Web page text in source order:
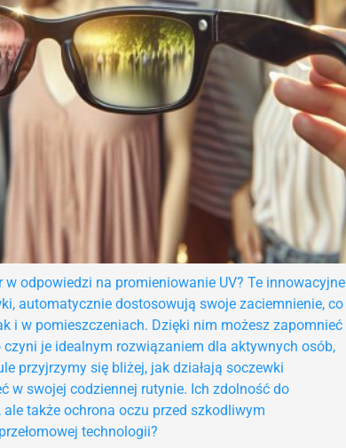
odpowiedzi na promieniowanie UV? Te innowacyjne
automatycznie dostosowują swoje zaciemnienie, co
i w pomieszczeniach. Dzięki nim możesz zapomnieć
je idealnym rozwiązaniem dla aktywnych osób,
przyjrzymy się bliżej, jak działają soczewki
w swojej codziennej rutynie. Ich zdolność do
także ochrona oczu przed szkodliwym
technologii?